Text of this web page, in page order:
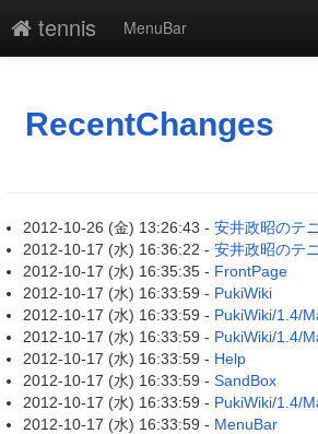
tennis
MenuBar
最終更新
RecentChanges
2012-10-26 (金) 13:26:43 - 安井政昭のテ
2012-10-17 (水) 16:36:22 - 安井政昭のテ
2012-10-17 (水) 16:35:35 - FrontPage
2012-10-17 (水) 16:33:59 - PukiWiki
2012-10-17 (水) 16:33:59 - PukiWiki/1.4/
2012-10-17 (水) 16:33:59 - PukiWiki/1.4/
2012-10-17 (水) 16:33:59 - Help
2012-10-17 (水) 16:33:59 - SandBox
2012-10-17 (水) 16:33:59 - PukiWiki/1.4/
2012-10-17 (水) 16:33:59 - MenuBar